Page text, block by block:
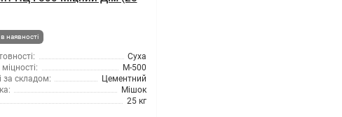
наявності
Суха
М-500
за складом:
Цементний
Мішок
25 кг